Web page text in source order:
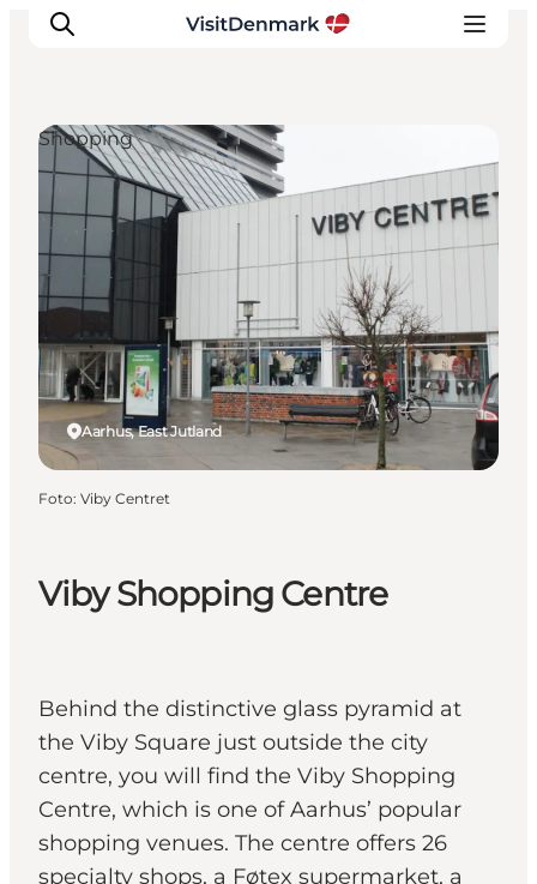
Inspiratie
Bestemmingen
Wat te doen
Accommodaties
Plan je reis
Viby Shopping Centre
Behind the distinctive glass pyramid at
the Viby Square just outside the city
centre, you will find the Viby Shopping
Centre, which is one of Aarhus’ popular
shopping venues. The centre offers 26
specialty shops, a Føtex supermarket, a
Aarhus, East Jutland
Shopping
Foto: Viby Centret